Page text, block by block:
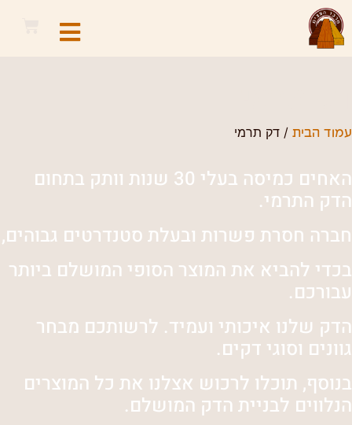
עמוד הבית / דק תרמי
האחים כמיסה בעלי 30 שנות וותק בתחום
הדק התרמי.
חברה חסרת פשרות ובעלת סטנדרטים גבוהים,
בכדי להביא את המוצר הסופי המושלם ביותר
עבורכם.
הדק שלנו איכותי ועמיד. לרשותכם מבחר
גוונים וסוגי דקים.
בנוסף, תוכלו לרכוש אצלנו את כל המוצרים
הנלווים לבניית הדק המושלם.